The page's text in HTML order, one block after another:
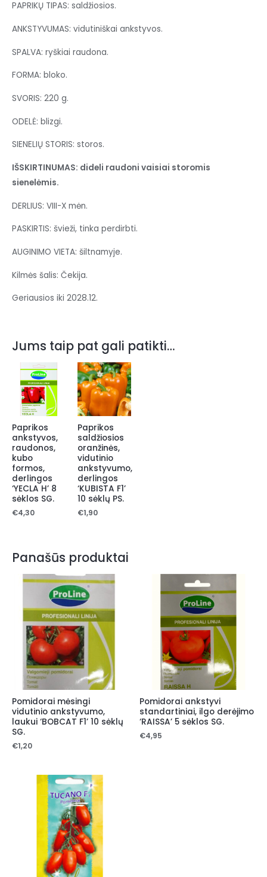
PAPRIKŲ TIPAS: saldžiosios.
ANKSTYVUMAS: vidutiniškai ankstyvos.
SPALVA: ryškiai raudona.
FORMA: bloko.
SVORIS: 220 g.
ODELĖ: blizgi.
SIENELIŲ STORIS: storos.
IŠSKIRTINUMAS: dideli raudoni vaisiai storomis
sienelėmis.
DERLIUS: VIII-X mėn.
PASKIRTIS: švieži, tinka perdirbti.
AUGINIMO VIETA: šiltnamyje.
Kilmės šalis: Čekija.
Geriausios iki 2028.12.
Jums taip pat gali patikti…
Paprikos
ankstyvos,
raudonos,
kubo
formos,
derlingos
‘YECLA H’ 8
sėklos SG.
€4,30
Paprikos
saldžiosios
oranžinės,
vidutinio
ankstyvumo,
derlingos
‘KUBISTA F1’
10 sėklų PS.
€1,90
Panašūs produktai
Pomidorai mėsingi
vidutinio ankstyvumo,
laukui ‘BOBCAT F1’ 10 sėklų
SG.
€1,20
Pomidorai ankstyvi
standartiniai, ilgo derėjimo
‘RAISSA’ 5 sėklos SG.
€4,95